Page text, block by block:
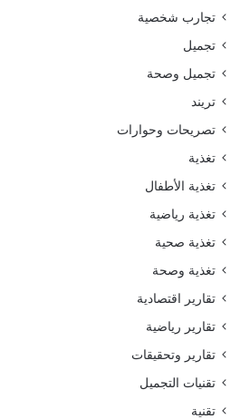
تجارب شخصية
تجميل
تجميل وصحة
تريند
تصريحات وحوارات
تغذية
تغذية الأطفال
تغذية رياضية
تغذية صحية
تغذية وصحة
تقارير اقتصادية
تقارير رياضية
تقارير وتحقيقات
تقنيات التجميل
تقنية